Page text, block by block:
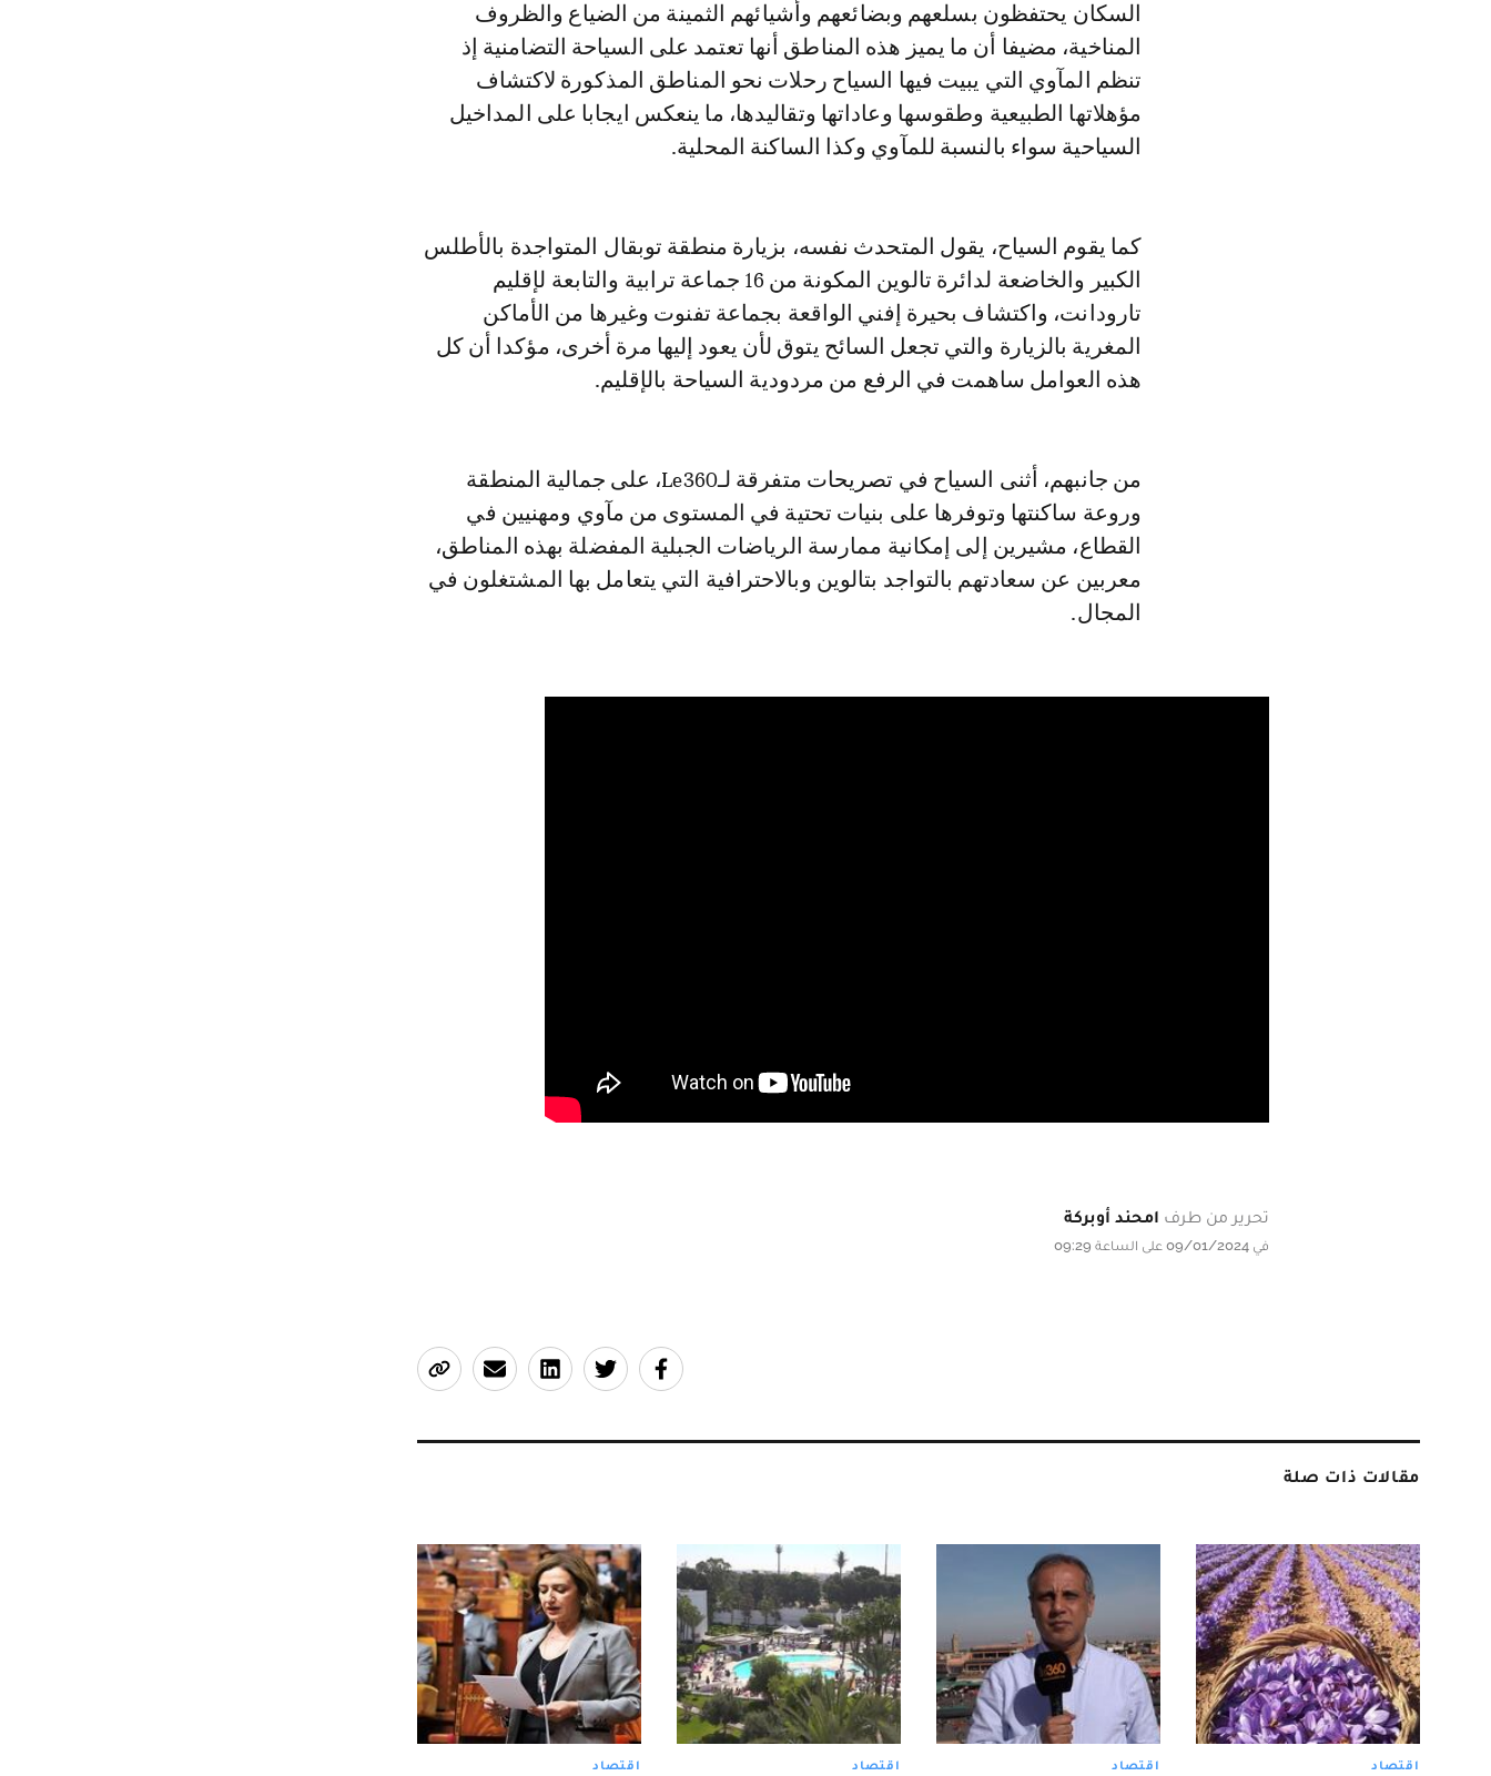
السكان يحتفظون بسلعهم وبضائعهم وأشيائهم الثمينة من الضياع والظروف
المناخية، مضيفا أن ما يميز هذه المناطق أنها تعتمد على السياحة التضامنية إذ
تنظم المآوي التي يبيت فيها السياح رحلات نحو المناطق المذكورة لاكتشاف
مؤهلاتها الطبيعية وطقوسها وعاداتها وتقاليدها، ما ينعكس ايجابا على المداخيل
السياحية سواء بالنسبة للمآوي وكذا الساكنة المحلية.
كما يقوم السياح، يقول المتحدث نفسه، بزيارة منطقة توبقال المتواجدة بالأطلس
الكبير والخاضعة لدائرة تالوين المكونة من 16 جماعة ترابية والتابعة لإقليم
تارودانت، واكتشاف بحيرة إفني الواقعة بجماعة تفنوت وغيرها من الأماكن
المغرية بالزيارة والتي تجعل السائح يتوق لأن يعود إليها مرة أخرى، مؤكدا أن كل
هذه العوامل ساهمت في الرفع من مردودية السياحة بالإقليم.
من جانبهم، أثنى السياح في تصريحات متفرقة لـLe360، على جمالية المنطقة
وروعة ساكنتها وتوفرها على بنيات تحتية في المستوى من مآوي ومهنيين في
القطاع، مشيرين إلى إمكانية ممارسة الرياضات الجبلية المفضلة بهذه المناطق،
معربين عن سعادتهم بالتواجد بتالوين وبالاحترافية التي يتعامل بها المشتغلون في
المجال.
تحرير من طرف امحند أوبركة
في 09/01/2024 على الساعة 09:29
مقالات ذات صلة
اقتصاد اقتصاد اقتصاد اقتصاد